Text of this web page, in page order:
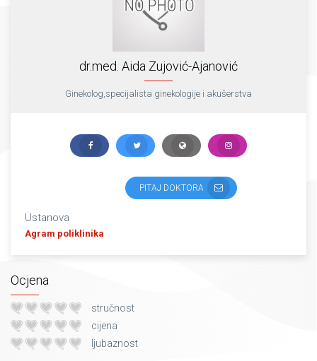
dr.med. Aida Zujović-Ajanović
Ginekolog,specijalista ginekologije i akušerstva
PITAJ DOKTORA
Ustanova
Agram poliklinika
Ocjena
stručnost
cijena
ljubaznost